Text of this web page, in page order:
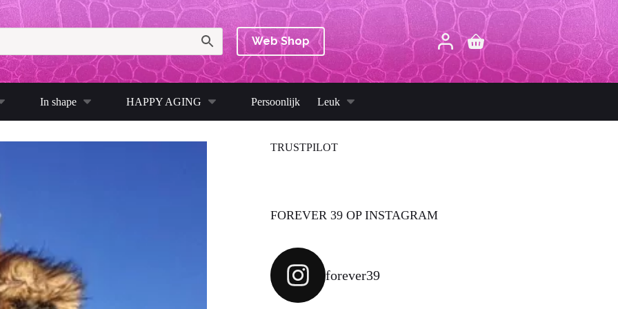
Web Shop Winkelwagen
In shape HAPPY AGING Persoonlijk Leuk
TRUSTPILOT
FOREVER 39 OP INSTAGRAM
forever39